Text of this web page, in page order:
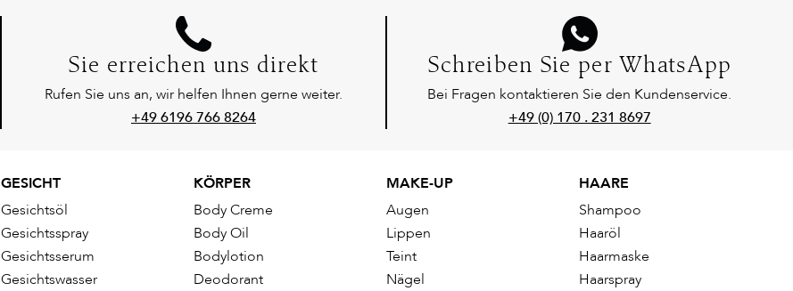
Sie erreichen uns direkt
Rufen Sie uns an, wir helfen Ihnen gerne weiter.
+49 6196 766 8264
Schreiben Sie per WhatsApp
Bei Fragen kontaktieren Sie den Kundenservice.
+49 (0) 170 . 231 8697
GESICHT
Gesichtsöl
Gesichtsspray
Gesichtsserum
Gesichtswasser
KÖRPER
Body Creme
Body Oil
Bodylotion
Deodorant
MAKE-UP
Augen
Lippen
Teint
Nägel
HAARE
Shampoo
Haaröl
Haarmaske
Haarspray